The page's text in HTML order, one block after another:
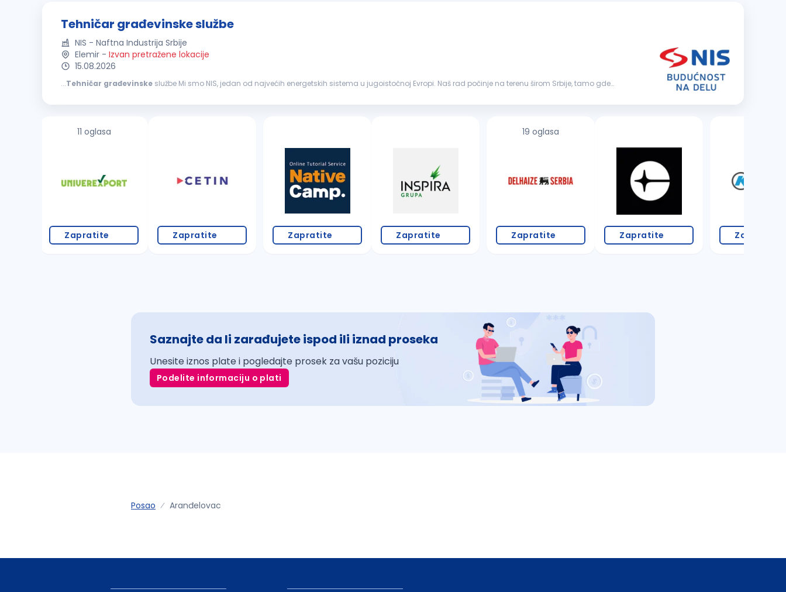
Tehničar građevinske službe
NIS - Naftna Industrija Srbije
Elemir - Izvan pretražene lokacije
15.08.2026
...Tehničar građevinske službe Mi smo NIS, jedan od najvećih energetskih sistema u jugoistočnoj Evropi. Naš rad počinje na terenu širom Srbije, tamo gde
11 oglasa
Zapratite Zapratite Zapratite Zapratite
19 oglasa
Zapratite Zapratite Zapratite
Saznajte da li zarađujete ispod ili iznad proseka
Unesite iznos plate i pogledajte prosek za vašu poziciju
Podelite informaciju o plati
Posao Aranđelovac